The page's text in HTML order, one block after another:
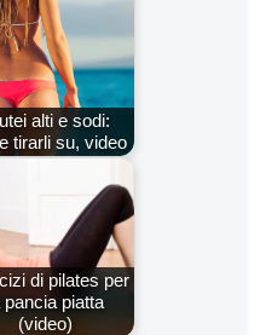
alti e sodi:
tirarli su, video
di pilates per
pancia piatta
(video)